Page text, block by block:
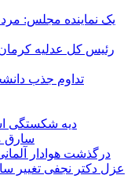
یک نماینده مجلس:
رئیس کل عدلیه
تداوم جذب
دیه شکستگی استخوان
۲
درگذشت هوادار آلمانی
عزل دکتر نجفی تغییر